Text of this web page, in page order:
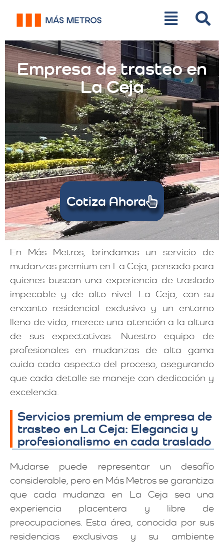
Empresa de trasteo en
La Ceja
Cotiza Ahora
En Más Metros, brindamos un servicio de
mudanzas premium en La Ceja, pensado para
quienes buscan una experiencia de traslado
impecable y de alto nivel. La Ceja, con su
encanto residencial exclusivo y un entorno
lleno de vida, merece una atención a la altura
de sus expectativas. Nuestro equipo de
profesionales en mudanzas de alta gama
cuida cada aspecto del proceso, asegurando
que cada detalle se maneje con dedicación y
excelencia.
Servicios premium de empresa de
trasteo en La Ceja: Elegancia y
profesionalismo en cada traslado
Mudarse puede representar un desafío
considerable, pero en Más Metros se garantiza
que cada mudanza en La Ceja sea una
experiencia placentera y libre de
preocupaciones. Esta área, conocida por sus
residencias exclusivas y su ambiente